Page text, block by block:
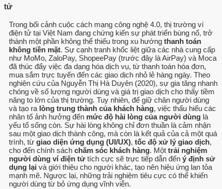
tử
Trong bối cảnh cuộc cách mạng công nghệ 4.0, thị trường ví
điện tử tại Việt Nam đang chứng kiến sự phát triển bùng nổ, trở
thành một phần không thể thiếu trong xu hướng thanh toán
không tiền mặt. Sự cạnh tranh khốc liệt giữa các nhà cung cấp
như MoMo, ZaloPay, ShopeePay (trước đây là AirPay) và Moca
đã thúc đẩy việc đa dạng hóa dịch vụ, từ thanh toán hóa đơn,
mua sắm trực tuyến đến các giao dịch nhỏ lẻ hàng ngày. Theo
nghiên cứu của Nguyễn Thị Hà Duyên (2020), sự gia tăng nhanh
chóng về số lượng người dùng và giá trị giao dịch cho thấy tiềm
năng to lớn của thị trường. Tuy nhiên, để giữ chân người dùng
và tạo ra lòng trung thành của khách hàng, việc thấu hiểu các
nhân tố ảnh hưởng đến mức độ hài lòng của người dùng là
yếu tố sống còn. Sự hài lòng không chỉ đơn thuần là cảm nhận
sau một giao dịch thành công, mà còn là kết quả của cả một quá
trình, từ giao diện ứng dụng (UI/UX), tốc độ xử lý giao dịch,
cho đến chính sách chăm sóc khách hàng. Một trải nghiệm
người dùng ví điện tử tích cực sẽ trực tiếp dẫn đến ý định sử
dụng lại và giới thiệu cho người khác, tạo nên hiệu ứng lan tỏa
mạnh mẽ. Ngược lại, những trải nghiệm tiêu cực có thể khiến
người dùng từ bỏ ứng dụng vĩnh viễn.